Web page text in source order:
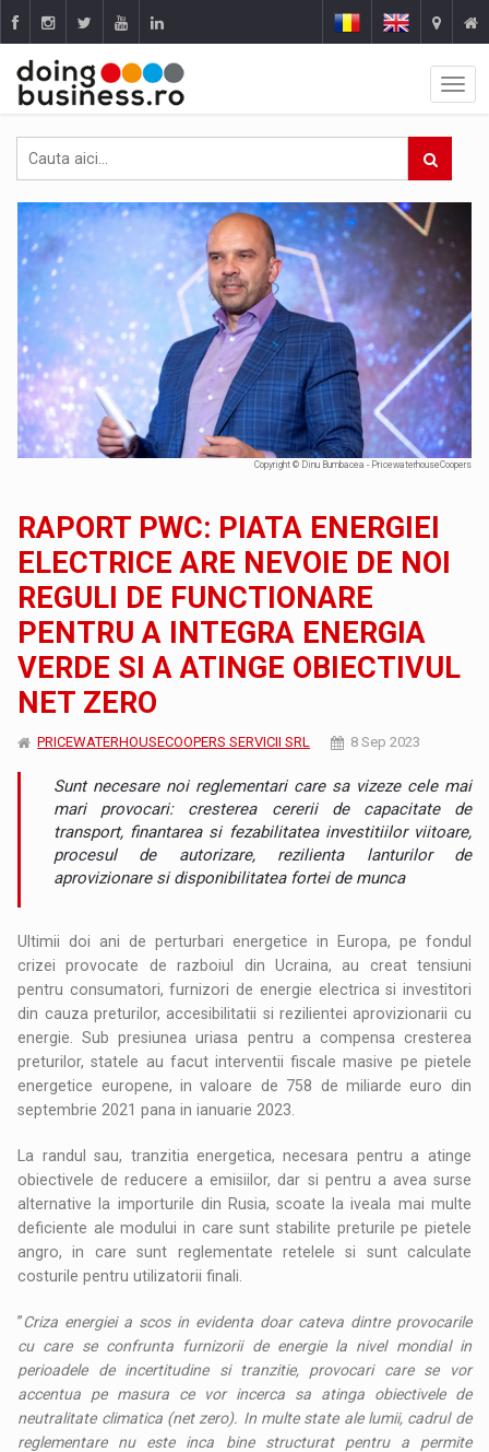
Copyright © Dinu Bumbacea - PricewaterhouseCoopers
RAPORT PWC: PIATA ENERGIEI
ELECTRICE ARE NEVOIE DE NOI
REGULI DE FUNCTIONARE
PENTRU A INTEGRA ENERGIA
VERDE SI A ATINGE OBIECTIVUL
NET ZERO
PRICEWATERHOUSECOOPERS SERVICII SRL 8 Sep 2023
Sunt necesare noi reglementari care sa vizeze cele mai
mari provocari: cresterea cererii de capacitate de
transport, finantarea si fezabilitatea investitiilor viitoare,
procesul de autorizare, rezilienta lanturilor de
aprovizionare si disponibilitatea fortei de munca
Ultimii doi ani de perturbari energetice in Europa, pe fondul
crizei provocate de razboiul din Ucraina, au creat tensiuni
pentru consumatori, furnizori de energie electrica si investitori
din cauza preturilor, accesibilitatii si rezilientei aprovizionarii cu
energie. Sub presiunea uriasa pentru a compensa cresterea
preturilor, statele au facut interventii fiscale masive pe pietele
energetice europene, in valoare de 758 de miliarde euro din
septembrie 2021 pana in ianuarie 2023.
La randul sau, tranzitia energetica, necesara pentru a atinge
obiectivele de reducere a emisiilor, dar si pentru a avea surse
alternative la importurile din Rusia, scoate la iveala mai multe
deficiente ale modului in care sunt stabilite preturile pe pietele
angro, in care sunt reglementate retelele si sunt calculate
costurile pentru utilizatorii finali.
”Criza energiei a scos in evidenta doar cateva dintre provocarile
cu care se confrunta furnizorii de energie la nivel mondial in
perioadele de incertitudine si tranzitie, provocari care se vor
accentua pe masura ce vor incerca sa atinga obiectivele de
neutralitate climatica (net zero). In multe state ale lumii, cadrul de
reglementare nu este inca bine structurat pentru a permite